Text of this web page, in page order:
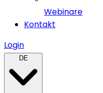
Webinare
Kontakt
Login
DE